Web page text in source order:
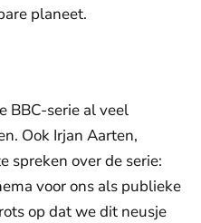
planeet.
BBC-serie al veel
Ook Irjan Aarten,
spreken over de serie:
voor ons als publieke
op dat we dit neusje